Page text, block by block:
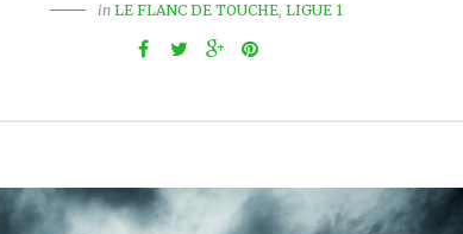
in LE FLANC DE TOUCHE, LIGUE 1